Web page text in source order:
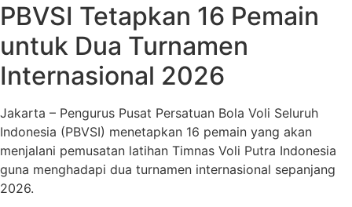
PBVSI Tetapkan 16 Pemain
untuk Dua Turnamen
Internasional 2026
Jakarta – Pengurus Pusat Persatuan Bola Voli Seluruh
Indonesia (PBVSI) menetapkan 16 pemain yang akan
menjalani pemusatan latihan Timnas Voli Putra Indonesia
guna menghadapi dua turnamen internasional sepanjang
2026.